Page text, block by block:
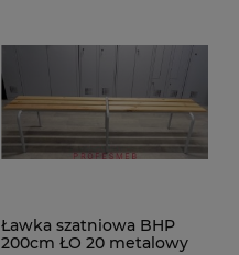
Ławka szatniowa BHP
200cm ŁO 20 metalowy